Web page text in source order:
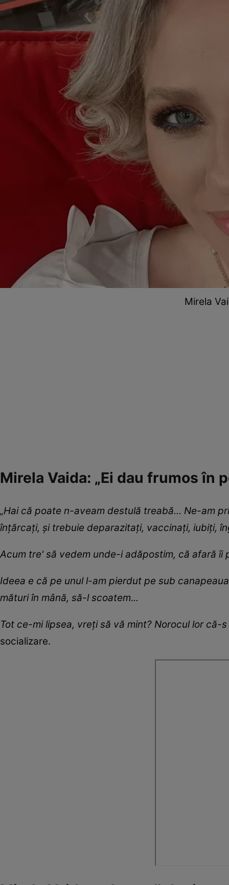
Mirela
Mirela Vaida: „Ei dau frumos în
„Hai că poate n-aveam destulă treabă... Ne-am
înțărcați, și trebuie deparazitați, vaccinați, iubiți,
Acum tre' să vedem unde-i adăpostim, că afară îi
Ideea e că pe unul l-am pierdut pe sub
mături în mână, să-l scoatem...
Tot ce-mi lipsea, vreți să vă mint? Norocul lor că-
socializare.